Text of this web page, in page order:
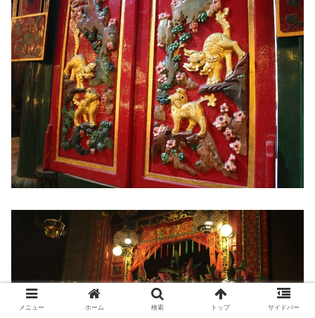
メニュー ホーム 検索 トップ サイドバー